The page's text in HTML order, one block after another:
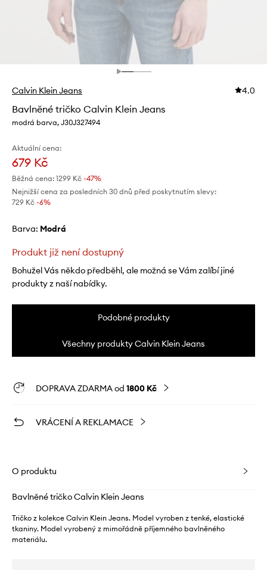
Calvin Klein Jeans 4.0
Bavlněné tričko Calvin Klein Jeans
modrá barva, J30J327494
Aktuální cena:
679 Kč
Běžná cena: 1299 Kč -47%
Nejnižší cena za posledních 30 dnů před poskytnutím slevy:
729 Kč -6%
Barva: modrá
Produkt již není dostupný
Bohužel Vás někdo předběhl, ale možná se Vám zalíbí jiné
produkty z naší nabídky.
Podobné produkty
Všechny produkty Calvin Klein Jeans
DOPRAVA ZDARMA od 1800 Kč
VRÁCENÍ A REKLAMACE
O produktu
Bavlněné tričko Calvin Klein Jeans
Tričko z kolekce Calvin Klein Jeans. Model vyroben z tenké, elastické
tkaniny. Model vyrobený z mimořádně příjemného bavlněného
materiálu.